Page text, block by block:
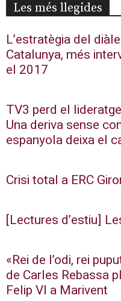
Les més llegides
L’estratègia del
Catalunya, més
el 2017
TV3 perd el
Una deriva sense
espanyola deixa el
Crisi total a ERC
[Lectures d’estiu]
«Rei de l’odi, rei
de Carles Rebassa
Felip VI a Marivent